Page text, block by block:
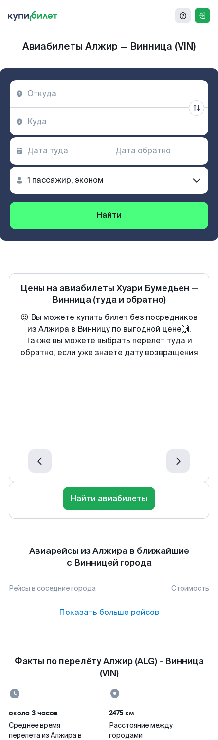
Авиабилеты Алжир — Винница (VIN)
Найти
Цены на авиабилеты Хуари Бумедьен —
Винница (туда и обратно)
😍 Вы можете купить билет без посредников
из Алжира в Винницу по выгодной цене🙌.
Также вы можете выбрать перелет туда и
обратно, если уже знаете дату возвращения
Найти авиабилеты
Авиарейсы из Алжира в ближайшие
с Винницей города
Рейсы в соседние города Стоимость
Показать больше рейсов
Факты по перелёту Алжир (ALG) - Винница
(VIN)
около 3 часов
Среднее время
перелета из Алжира в
2475 км
Расстояние между
городами